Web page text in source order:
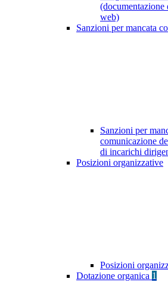
(documentazione
web)
Sanzioni per mancata
Sanzioni per
comunicazione
di incarichi
Posizioni organizzative
Posizioni
Dotazione organica 1